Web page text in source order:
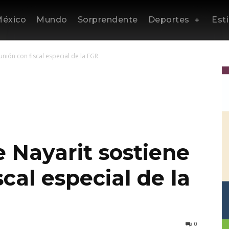
Mundo Sorprendente Deportes
con fiscal especial de la FGR
Nayarit sostiene
especial de la
0